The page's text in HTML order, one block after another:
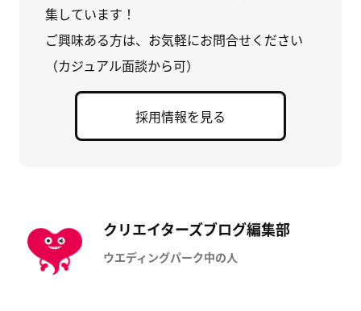
集しています！
ご興味ある方は、お気軽にお問合せください
（カジュアル面談から可）
採用情報を見る
クリエイターズブログ編集部
ウエディングパーク中の人